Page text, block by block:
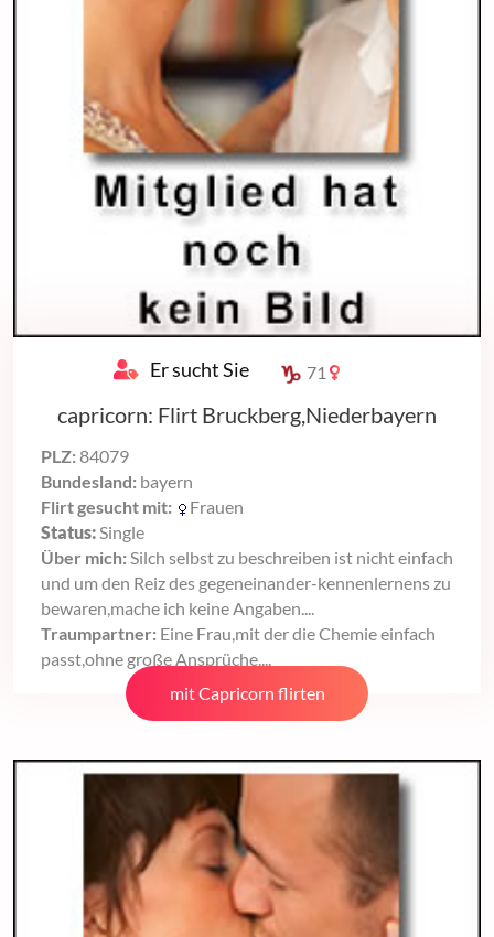
Er sucht Sie 71
capricorn: Flirt Bruckberg,Niederbayern
PLZ: 84079
Bundesland: bayern
Flirt gesucht mit:
Frauen
Status:Single
Über mich: Silch selbst zu beschreiben ist nicht einfach
und um den Reiz des gegeneinander-kennenlernens zu
bewaren,mache ich keine Angaben....
Traumpartner: Eine Frau,mit der die Chemie einfach
passt,ohne große Ansprüche....
mit Capricorn flirten